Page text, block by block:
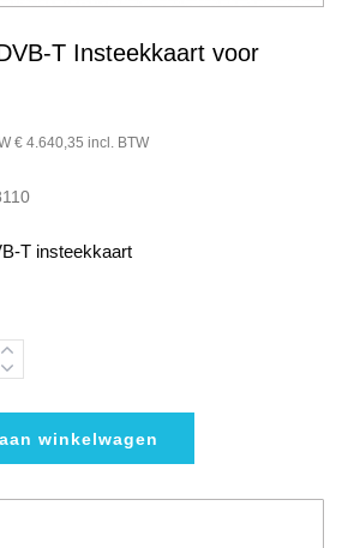
T Insteekkaart voor
€ 4.640,35 incl. BTW
T insteekkaart
winkelwagen